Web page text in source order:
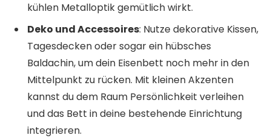
kühlen Metalloptik gemütlich wirkt.
Deko und Accessoires: Nutze dekorative Kissen,
Tagesdecken oder sogar ein hübsches
Baldachin, um dein Eisenbett noch mehr in den
Mittelpunkt zu rücken. Mit kleinen Akzenten
kannst du dem Raum Persönlichkeit verleihen
und das Bett in deine bestehende Einrichtung
integrieren.